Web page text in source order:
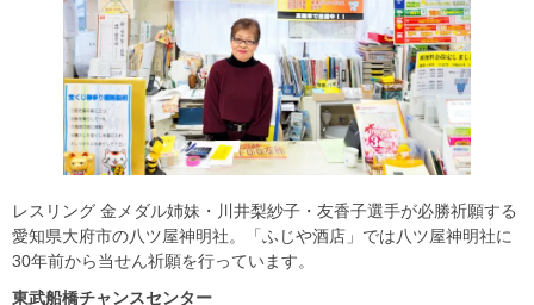
レスリング 金メダル姉妹・川井梨紗子・友香子選手が必勝祈願する
愛知県大府市の八ツ屋神明社。「ふじや酒店」では八ツ屋神明社に
30年前から当せん祈願を行っています。
東武船橋チャンスセンター